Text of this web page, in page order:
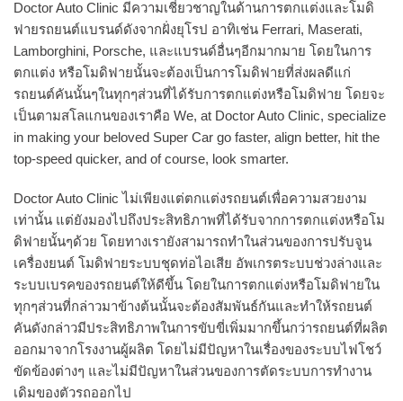
Doctor Auto Clinic มีความเชี่ยวชาญในด้านการตกแต่งและโมดิ
ฟายรถยนต์แบรนด์ดังจากฝั่งยุโรป อาทิเช่น Ferrari, Maserati,
Lamborghini, Porsche, และแบรนด์อื่นๆอีกมากมาย โดยในการ
ตกแต่ง หรือโมดิฟายนั้นจะต้องเป็นการโมดิฟายที่ส่งผลดีแก่
รถยนต์คันนั้นๆในทุกๆส่วนที่ได้รับการตกแต่งหรือโมดิฟาย โดยจะ
เป็นตามสโลแกนของเราคือ We, at Doctor Auto Clinic, specialize
in making your beloved Super Car go faster, align better, hit the
top-speed quicker, and of course, look smarter.
Doctor Auto Clinic ไม่เพียงแต่ตกแต่งรถยนต์เพื่อความสวยงาม
เท่านั้น แต่ยังมองไปถึงประสิทธิภาพที่ได้รับจากการตกแต่งหรือโม
ดิฟายนั้นๆด้วย โดยทางเรายังสามารถทำในส่วนของการปรับจูน
เครื่องยนต์ โมดิฟายระบบชุดท่อไอเสีย อัพเกรตระบบช่วงล่างและ
ระบบเบรคของรถยนต์ให้ดีขึ้น โดยในการตกแต่งหรือโมดิฟายใน
ทุกๆส่วนที่กล่าวมาข้างต้นนั้นจะต้องสัมพันธ์กันและทำให้รถยนต์
คันดังกล่าวมีประสิทธิภาพในการขับขี่เพิ่มมากขึ้นกว่ารถยนต์ที่ผลิต
ออกมาจากโรงงานผู้ผลิต โดยไม่มีปัญหาในเรื่องของระบบไฟโชว์
ขัดข้องต่างๆ และไม่มีปัญหาในส่วนของการตัดระบบการทำงาน
เดิมของตัวรถออกไป